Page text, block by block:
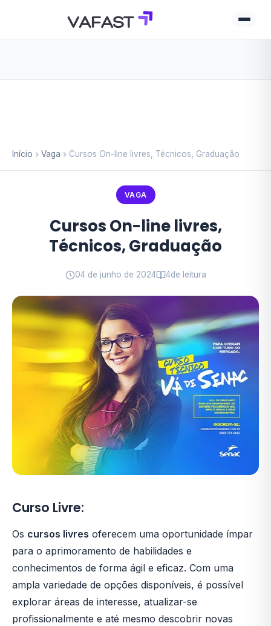
Início Vaga Cursos On-line livres, Técnicos, Graduação
VAGA
Cursos On-line livres,
Técnicos, Graduação
04 de junho de 2024 4de leitura
Curso Livre:
Os cursos livres oferecem uma oportunidade ímpar
para o aprimoramento de habilidades e
conhecimentos de forma ágil e eficaz. Com uma
ampla variedade de opções disponíveis, é possível
explorar áreas de interesse, atualizar-se
profissionalmente e até mesmo descobrir novas